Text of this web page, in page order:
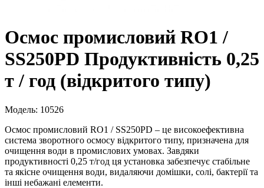
Осмос промисловий RO1 /
SS250PD Продуктивність 0,25
т / год (відкритого типу)
Модель: 10526
Осмос промисловий RO1 / SS250PD – це високоефективна
система зворотного осмосу відкритого типу, призначена для
очищення води в промислових умовах. Завдяки
продуктивності 0,25 т/год ця установка забезпечує стабільне
та якісне очищення води, видаляючи домішки, солі, бактерії та
інші небажані елементи.